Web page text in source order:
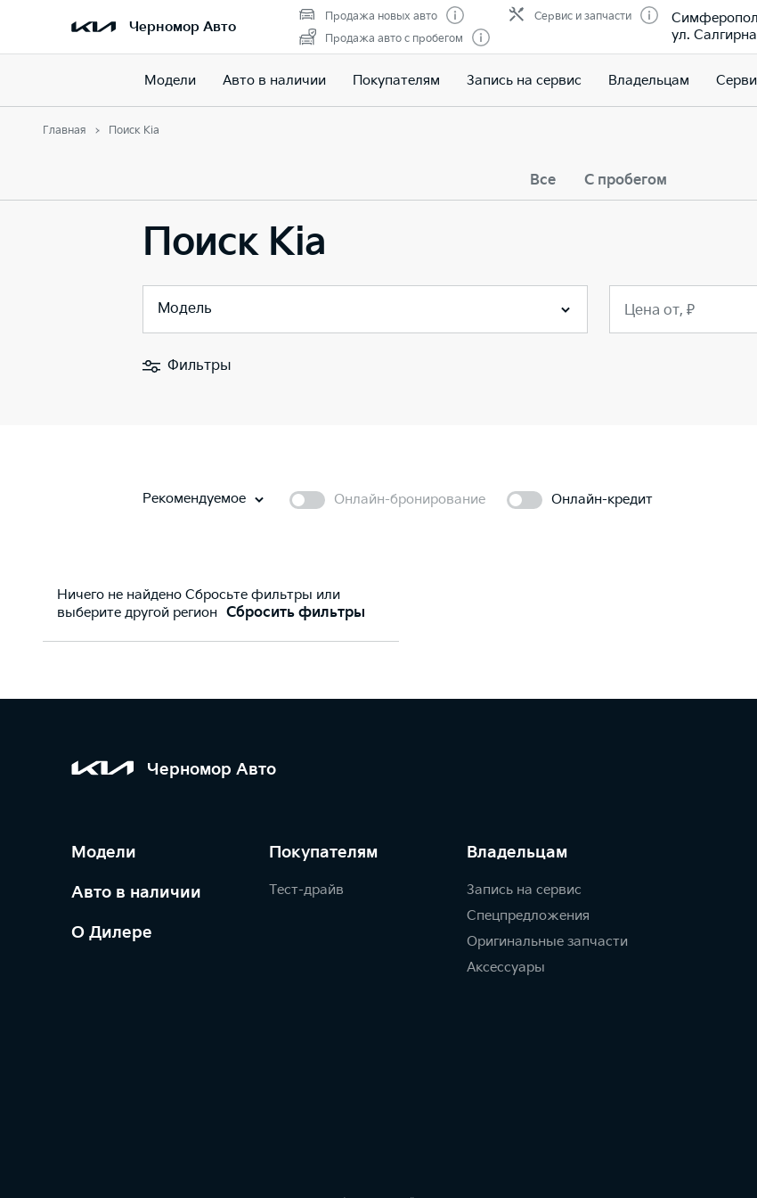
Черномор Авто
Продажа новых авто
Продажа авто с пробегом
Сервис и запчасти
ул.
Модели Авто в наличии Покупателям Запись на сервис Владельцам
Главная Поиск Kia
Все С пробегом
Поиск Kia
Модель Цена от, ₽
Фильтры
Рекомендуемое Онлайн-бронирование Онлайн-кредит
Ничего не найдено Сбросьте фильтры или
выберите другой регион Сбросить фильтры
Черномор Авто
Модели
Авто в наличии
О Дилере
Покупателям
Тест-драйв
Владельцам
Запись на сервис
Спецпредложения
Оригинальные запчасти
Аксессуары